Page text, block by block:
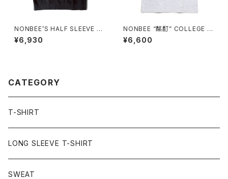
NONBEE’S HALF SLEEVE “S
WEATee” pigment-black
¥6,930
NONBEE “酩酊” COLLEGE T
EE2 ash-grey
¥6,600
CATEGORY
T-SHIRT
LONG SLEEVE T-SHIRT
SWEAT